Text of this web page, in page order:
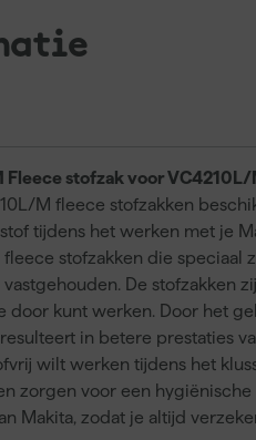
stofzak voor VC4210L/
M fleece stofzakken
tijdens het werken met je
fleece stofzakken die
De stofzakken
door kunt werken. Door het
in betere prestaties
wilt werken tijdens het
zorgen voor een
Makita, zodat je altijd